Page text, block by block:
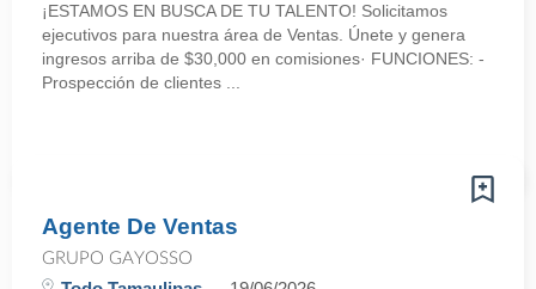
¡ESTAMOS EN BUSCA DE TU TALENTO! Solicitamos
ejecutivos para nuestra área de Ventas. Únete y genera
ingresos arriba de $30,000 en comisiones· FUNCIONES: -
Prospección de clientes ...
Agente De Ventas
GRUPO GAYOSSO